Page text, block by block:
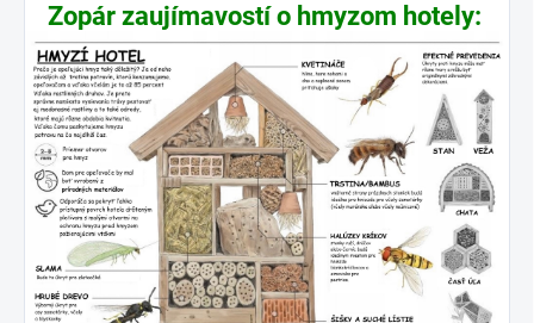
Zopár zaujímavostí o hmyzom hotely: